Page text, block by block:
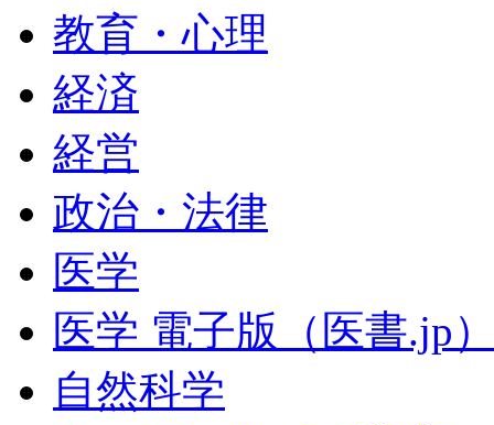
教育・心理
経済
経営
政治・法律
医学
医学 電子版（医書.jp
自然科学